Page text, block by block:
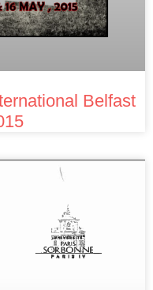
Belfast